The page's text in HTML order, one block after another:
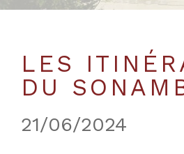
LES
DU
21/06/2024